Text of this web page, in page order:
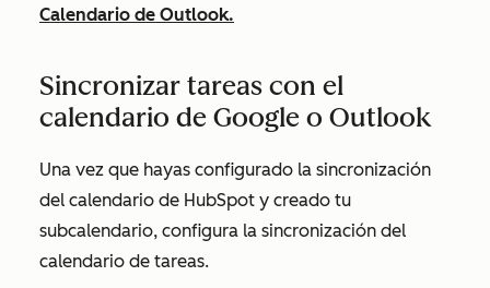
Calendario de Outlook.
Sincronizar tareas con el
calendario de Google o Outlook
Una vez que hayas configurado la sincronización
del calendario de HubSpot y creado tu
subcalendario, configura la sincronización del
calendario de tareas.